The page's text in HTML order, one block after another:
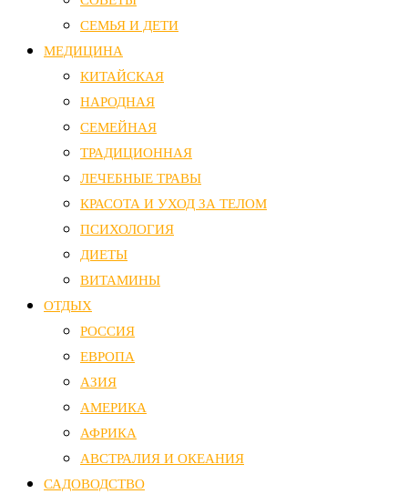
СЕМЬЯ И ДЕТИ
МЕДИЦИНА
КИТАЙСКАЯ
НАРОДНАЯ
СЕМЕЙНАЯ
ТРАДИЦИОННАЯ
ЛЕЧЕБНЫЕ ТРАВЫ
КРАСОТА И УХОД ЗА ТЕЛОМ
ПСИХОЛОГИЯ
ДИЕТЫ
ВИТАМИНЫ
ОТДЫХ
РОССИЯ
ЕВРОПА
АЗИЯ
АМЕРИКА
АФРИКА
АВСТРАЛИЯ И ОКЕАНИЯ
САДОВОДСТВО